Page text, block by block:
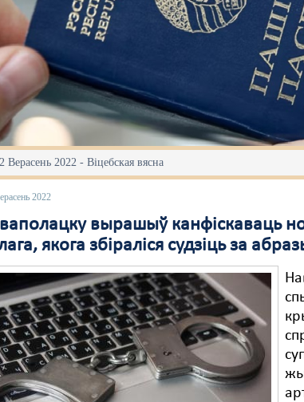
Верасень 2022 - Віцебская вясна
2022
вырашыў канфіскаваць
якога збіраліся судзіць за